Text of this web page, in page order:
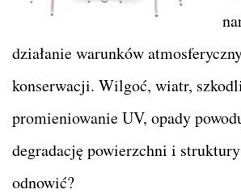
działanie warunków
konserwacji. Wilgoć, wiatr,
promieniowanie UV, opady
degradację powierzchni i
odnowić?